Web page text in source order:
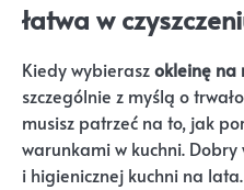
łatwa w
Kiedy wybieraszokleinę na
szczególnie z myślą o
musisz patrzeć na to, jak
warunkami w kuchni.
i higienicznej kuchni na lata.